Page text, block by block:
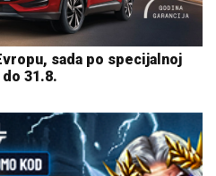
sada po specijalnoj
31.8.